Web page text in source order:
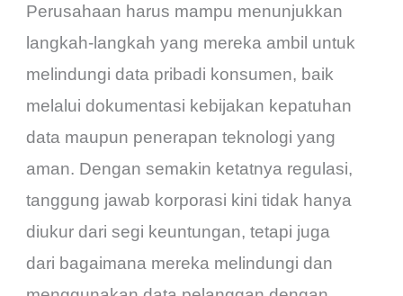
Perusahaan harus mampu menunjukkan
langkah-langkah yang mereka ambil untuk
melindungi data pribadi konsumen, baik
melalui dokumentasi kebijakan kepatuhan
data maupun penerapan teknologi yang
aman. Dengan semakin ketatnya regulasi,
tanggung jawab korporasi kini tidak hanya
diukur dari segi keuntungan, tetapi juga
dari bagaimana mereka melindungi dan